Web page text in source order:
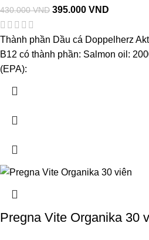
430.000VND 395.000VND
Thành phần Dầu cá Doppelherz
B12 có thành phần: Salmon oil:
(EPA):
Pregna Vite Organika 30